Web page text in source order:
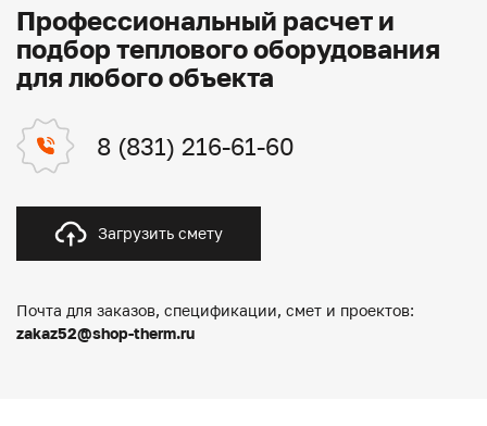
Профессиональный расчет и
подбор теплового оборудования
для любого объекта
8 (831) 216-61-60
Загрузить смету
Почта для заказов, спецификации, смет и проектов:
zakaz52@shop-therm.ru